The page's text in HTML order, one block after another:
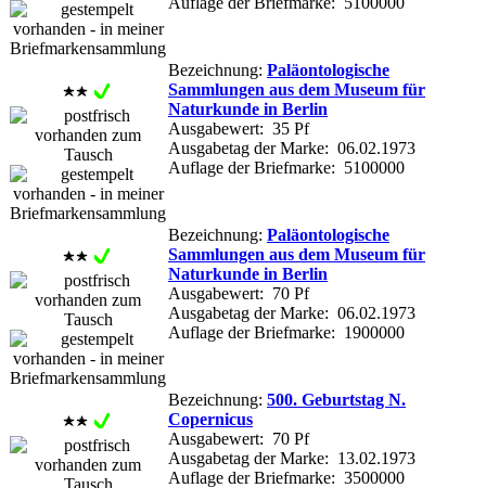
Bezeichnung: Paläontologische
Sammlungen aus dem Museum für
Naturkunde in Berlin
Ausgabewert: 35 Pf
Ausgabetag der Marke: 06.02.1973
Auflage der Briefmarke: 5100000
Bezeichnung: Paläontologische
Sammlungen aus dem Museum für
Naturkunde in Berlin
Ausgabewert: 70 Pf
Ausgabetag der Marke: 06.02.1973
Auflage der Briefmarke: 1900000
Bezeichnung: 500. Geburtstag N.
Copernicus
Ausgabewert: 70 Pf
Ausgabetag der Marke: 13.02.1973
Auflage der Briefmarke: 3500000